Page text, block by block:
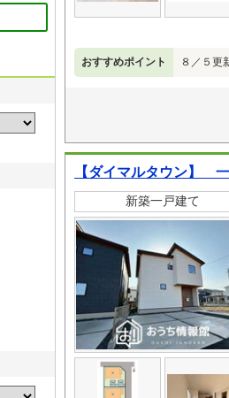
おすすめポイント ８／５
【ダイマルタウン】
新築一戸建て